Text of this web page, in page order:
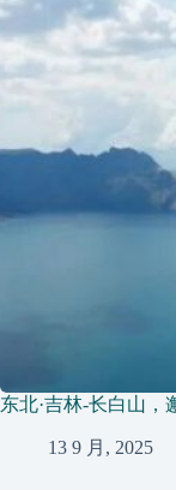
东北·吉林-长白山，
13 9 月, 2025